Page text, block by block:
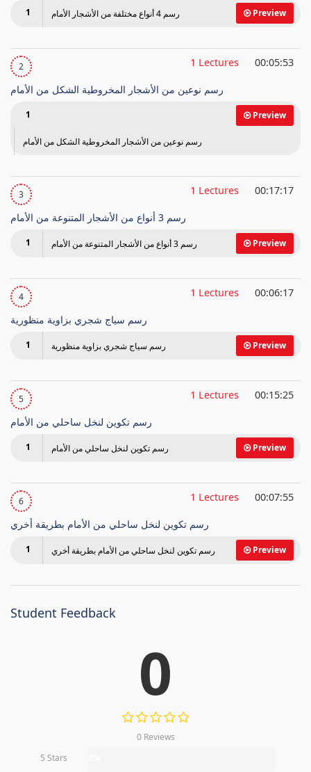
1 Preview رسم 4 أنواع مختلفة من الأشجار الأمام
2 1 Lectures 00:05:53
رسم نوعين من الأشجار المخروطية الشكل من الأمام
1 Preview
رسم نوعين من الأشجار المخروطية الشكل من الأمام
3 1 Lectures 00:17:17
رسم 3 أنواع من الأشجار المتنوعة من الأمام
1 Preview رسم 3 أنواع من الأشجار المتنوعة من الأمام
4 1 Lectures 00:06:17
رسم سياج شجري بزاوية منظورية
1 Preview رسم سياج شجري بزاوية منظورية
5 1 Lectures 00:15:25
رسم تكوين لنخل ساحلي من الأمام
1 Preview رسم تكوين لنخل ساحلي من الأمام
6 1 Lectures 00:07:55
رسم تكوين لنخل ساحلي من الأمام بطريقة أخري
1 Preview رسم تكوين لنخل ساحلي من الأمام بطريقة أخري
Student Feedback
0
0 Reviews
5 Stars